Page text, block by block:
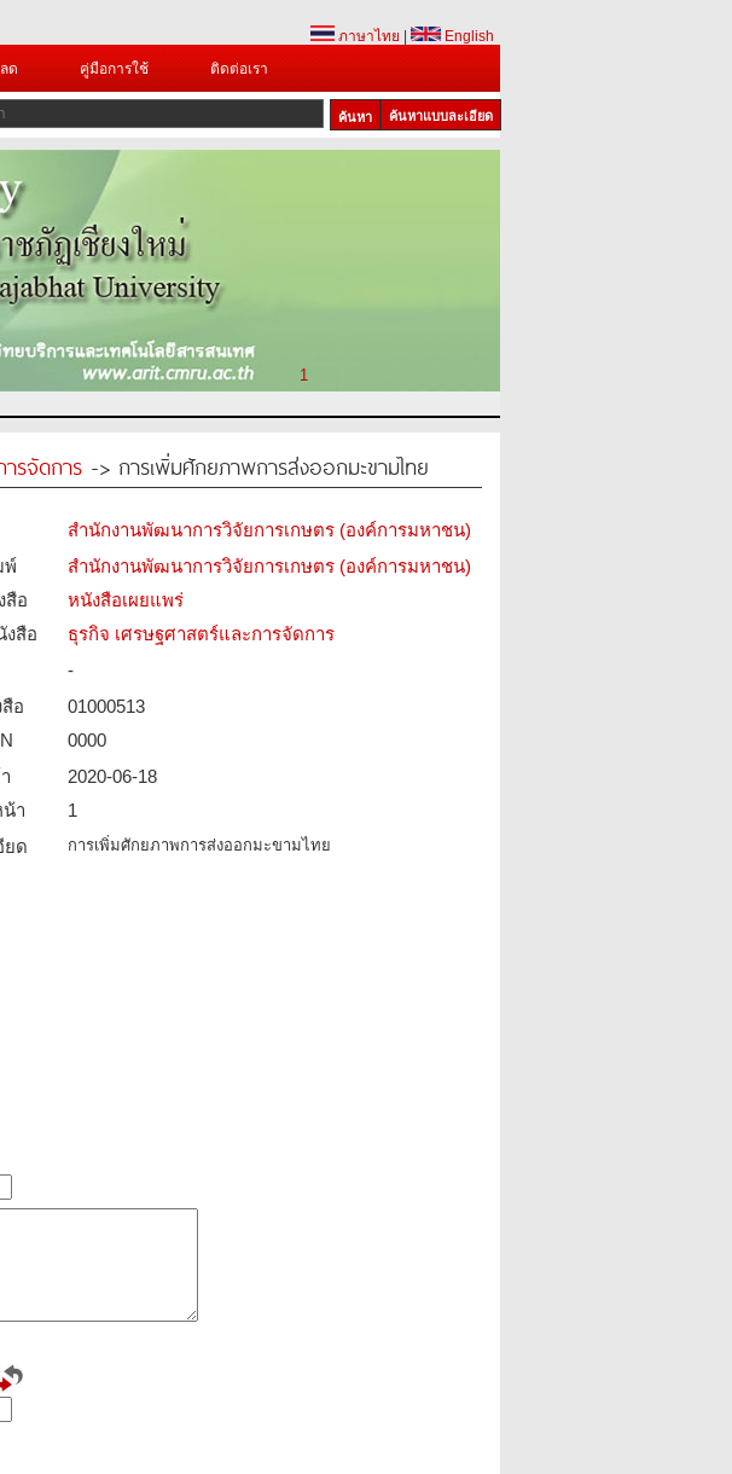
ภาษาไทย
English
ด คู่มือการใช้ ติดต่อเรา
ค้นหาแบบละเอียด
1
รจัดการ -> การเพิ่มศักยภาพการส่งออกมะขามไทย
สำนักงานพัฒนาการวิจัยการเกษตร (องค์การมหาชน)
พ์
สำนักงานพัฒนาการวิจัยการเกษตร (องค์การมหาชน)
สือ­
หนังสือเผยแพร่
สือ­
ธุรกิจ เศรษฐศาสตร์และการจัดการ
-
อ­
01000513
0000
2020-06-18
า
1
ยด
การเพิ่มศักยภาพการส่งออกมะขามไทย